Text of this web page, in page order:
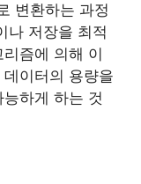
변환하는 과정
나 저장을 최적
즘에 의해 이
이터의 용량을
하게 하는 것